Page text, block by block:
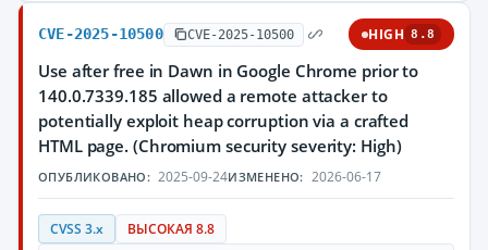
CVE-2025-10500 CVE-2025-10500 HIGH 8.8
Use after free in Dawn in Google Chrome prior to
140.0.7339.185 allowed a remote attacker to
potentially exploit heap corruption via a crafted
HTML page. (Chromium security severity: High)
ОПУБЛИКОВАНО: 2025-09-24ИЗМЕНЕНО: 2026-06-17
CVSS 3.x ВЫСОКАЯ 8.8